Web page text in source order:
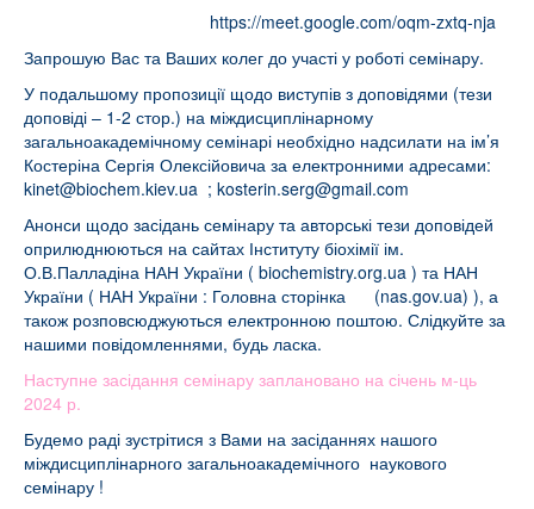
https://meet.google.com/oqm-zxtq-nja
Запрошую Вас та Ваших колег до участі у роботі семінару.
У подальшому пропозиції щодо виступів з доповідями (тези
доповіді – 1-2 стор.) на міждисциплінарному
загальноакадемічному семінарі необхідно надсилати на ім’я
Костеріна Сергія Олексійовича за електронними адресами:
kinet@biochem.kiev.ua ; kosterin.serg@gmail.com
Анонси щодо засідань семінару та авторські тези доповідей
оприлюднюються на сайтах Інституту біохімії ім.
О.В.Палладіна НАН України ( biochemistry.org.ua ) та НАН
України ( НАН України : Головна сторінка (nas.gov.ua) ), а
також розповсюджуються електронною поштою. Слідкуйте за
нашими повідомленнями, будь ласка.
Наступне засідання семінару заплановано на січень м-ць
2024 р.
Будемо раді зустрітися з Вами на засіданнях нашого
міждисциплінарного загальноакадемічного наукового
семінару !